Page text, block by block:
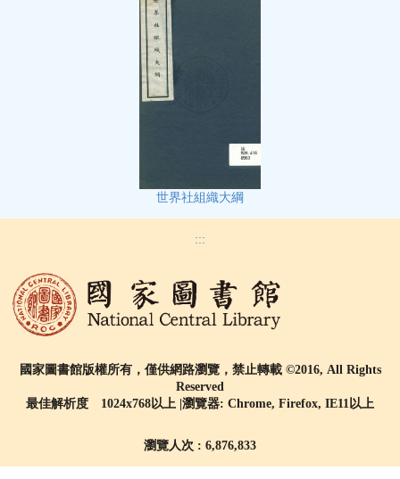
世界社組織大綱
:::
國家圖書館版權所有，僅供網路瀏覽，禁止轉載 ©2016, All Rights
Reserved
最佳解析度 1024x768以上 |瀏覽器: Chrome, Firefox, IE11以上
瀏覽人次 : 6,876,833